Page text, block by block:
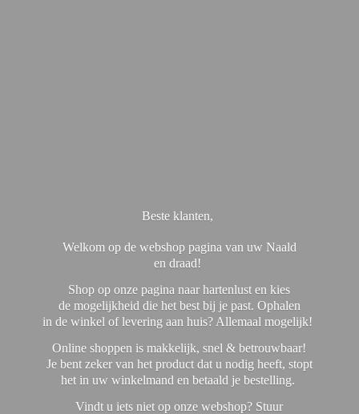
Beste klanten,
Welkom op de webshop pagina van uw Naald
en draad!
Shop op onze pagina naar hartenlust en kies
de mogelijkheid die het best bij je past. Ophalen
in de winkel of levering aan huis? Allemaal mogelijk!
Online shoppen is makkelijk, snel & betrouwbaar!
Je bent zeker van het product dat u nodig heeft, stopt
het in uw winkelmand en betaald je bestelling.
Vindt u iets niet op onze webshop? Stuur